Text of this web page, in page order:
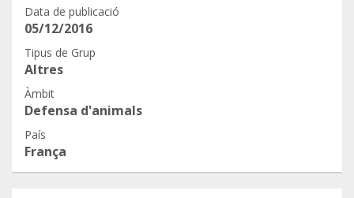
Data de publicació
05/12/2016
Tipus de Grup
Altres
Àmbit
Defensa d'animals
País
França